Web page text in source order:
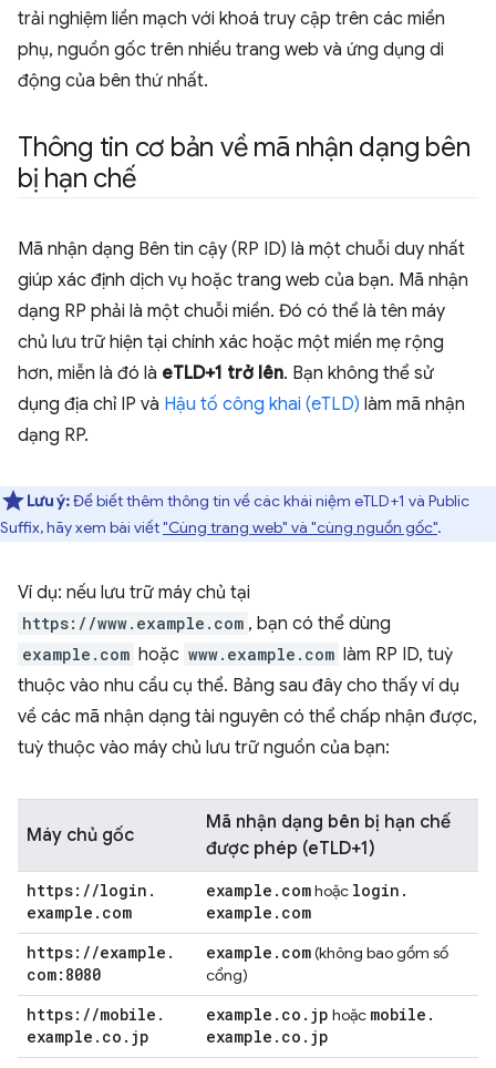
trải nghiệm liền mạch với khoá truy cập trên các miền
phụ, nguồn gốc trên nhiều trang web và ứng dụng di
động của bên thứ nhất.
Thông tin cơ bản về mã nhận dạng bên
bị hạn chế
Mã nhận dạng Bên tin cậy (RP ID) là một chuỗi duy nhất
giúp xác định dịch vụ hoặc trang web của bạn. Mã nhận
dạng RP phải là một chuỗi miền. Đó có thể là tên máy
chủ lưu trữ hiện tại chính xác hoặc một miền mẹ rộng
hơn, miễn là đó là eTLD+1 trở lên. Bạn không thể sử
dụng địa chỉ IP và Hậu tố công khai (eTLD) làm mã nhận
dạng RP.
Lưu ý:Để biết thêm thông tin về các khái niệm eTLD+1 và Public
Suffix, hãy xem bài viết"Cùng trang web" và "cùng nguồn gốc".
Ví dụ: nếu lưu trữ máy chủ tại
https://www.example.com , bạn có thể dùng
example.com hoặc www.example.com làm RP ID, tuỳ
thuộc vào nhu cầu cụ thể. Bảng sau đây cho thấy ví dụ
về các mã nhận dạng tài nguyên có thể chấp nhận được,
tuỳ thuộc vào máy chủ lưu trữ nguồn của bạn:
Máy chủ gốc
Mã nhận dạng bên bị hạn chế
được phép (eTLD+1)
https: //login .
example . com
example . comhoặc login .
example . com
https: //example .
com:8080
example . com(không bao gồm số
cổng)
https: //mobile .
example . co . jp
example . co . jp hoặc mobile .
example . co . jp